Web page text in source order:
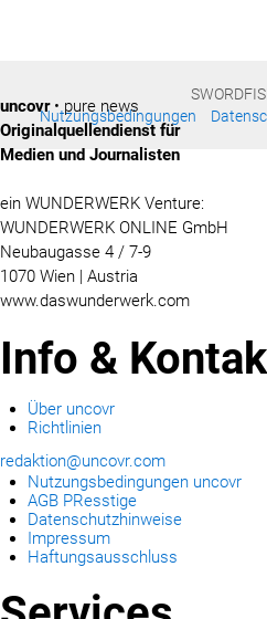
Nutzungsbedingungen
uncovr• pure news
Originalquellendienst für
Medien und Journalisten
ein WUNDERWERK Venture:
WUNDERWERK ONLINE GmbH
Neubaugasse 4 / 7-9
1070 Wien | Austria
www.daswunderwerk.com
Info &
Über uncovr
Richtlinien
redaktion@uncovr.com
Nutzungsbedingungen uncovr
AGB PResstige
Datenschutzhinweise
Impressum
Haftungsausschluss